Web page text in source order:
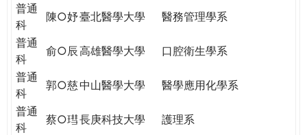
普通
科
陳○妤臺北醫學大學
醫務管理學系
普通
科
俞○辰高雄醫學大學
口腔衛生學系
普通
科
郭○慈中山醫學大學
醫學應用化學系
普通
科
蔡○㻰長庚科技大學
護理系